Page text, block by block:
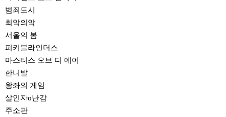
범죄도시
최악의악
서울의 봄
피키블라인더스
마스터스 오브 디 에어
한니발
왕좌의 게임
살인자o난감
주소판